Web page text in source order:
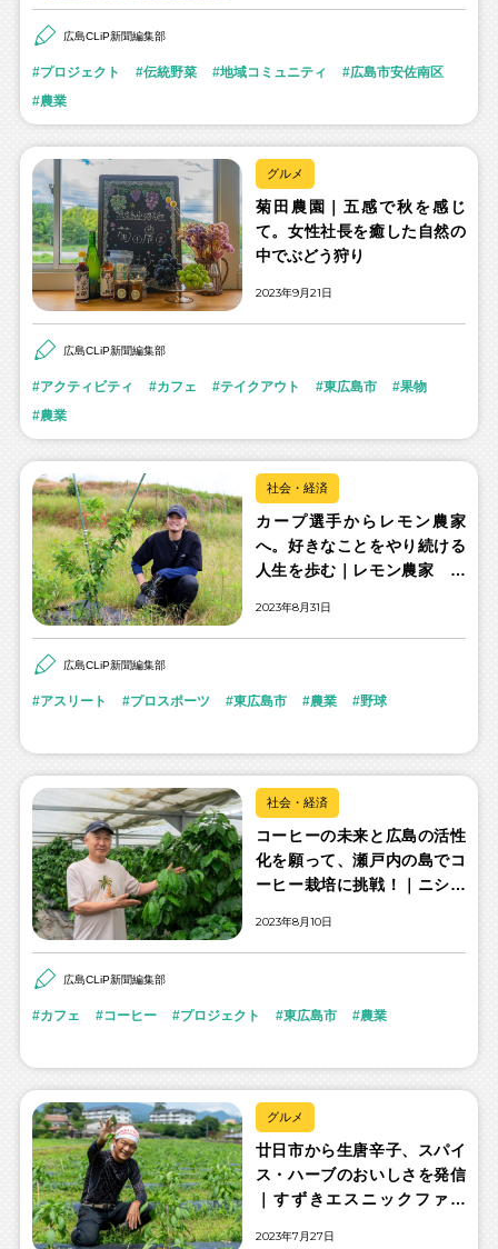
広島CLiP新聞編集部
プロジェクト 伝統野菜 地域コミュニティ
広島市安佐南区
農業
グルメ
菊田農園｜五感で秋を感じ
て。女性社長を癒した自然の
中でぶどう狩り
2023年9月21日
広島CLiP新聞編集部
アクティビティ カフェ テイクアウト 東広島市
果物
農業
社会・経済
カープ選手からレモン農家
へ。好きなことをやり続ける
人生を歩む｜レモン農家 戸
2023年8月31日
広島CLiP新聞編集部
アスリート プロスポーツ 東広島市 農業 野球
社会・経済
コーヒーの未来と広島の活性
化を願って、瀬戸内の島でコ
ーヒー栽培に挑戦！｜ニシナ
2023年8月10日
広島CLiP新聞編集部
カフェ コーヒー プロジェクト 東広島市 農業
グルメ
廿日市から生唐辛子、スパイ
ス・ハーブのおいしさを発信
｜すずきエスニックファー
2023年7月27日